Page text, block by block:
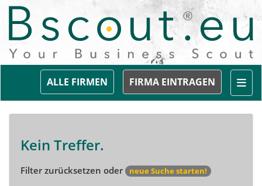
FIRMA EINTRAGEN
ALLE FIRMEN
Kein Treffer.
Filter zurücksetzen oder neue Suche starten!